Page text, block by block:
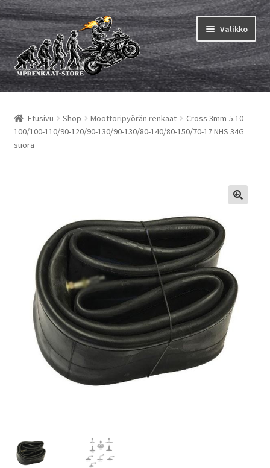
Siirry
navigointiin
Siirry
sisältöön
Valikko
MP renkaat
tason
valikko
Sisärenkaat ja nauhat
tason
valikko
Etusivu Shop Moottoripyörän renkaat
Cross 3mm-5.10-
100/100-110/90-120/90-130/90-130/80-140/80-150/70-17 NHS 34G
suora